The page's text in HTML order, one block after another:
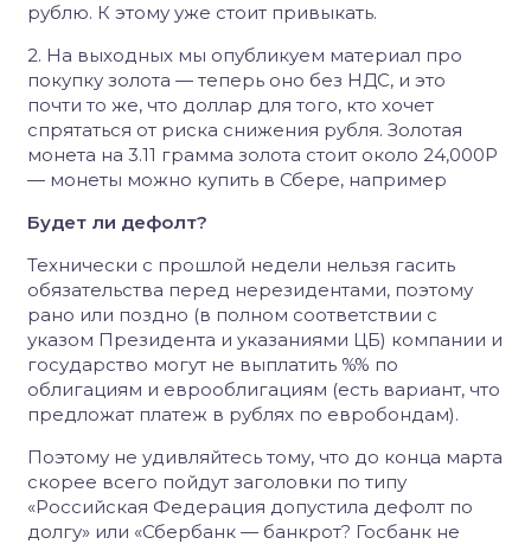
рублю. К этому уже стоит привыкать.
2. На выходных мы опубликуем материал про
покупку золота — теперь оно без НДС, и это
почти то же, что доллар для того, кто хочет
спрятаться от риска снижения рубля. Золотая
монета на 3.11 грамма золота стоит около 24,000Р
— монеты можно купить в Сбере, например
Будет ли дефолт?
Технически с прошлой недели нельзя гасить
обязательства перед нерезидентами, поэтому
рано или поздно (в полном соответствии с
указом Президента и указаниями ЦБ) компании и
государство могут не выплатить %% по
облигациям и еврооблигациям (есть вариант, что
предложат платеж в рублях по евробондам).
Поэтому не удивляйтесь тому, что до конца марта
скорее всего пойдут заголовки по типу
«Российская Федерация допустила дефолт по
долгу» или «Сбербанк — банкрот? Госбанк не